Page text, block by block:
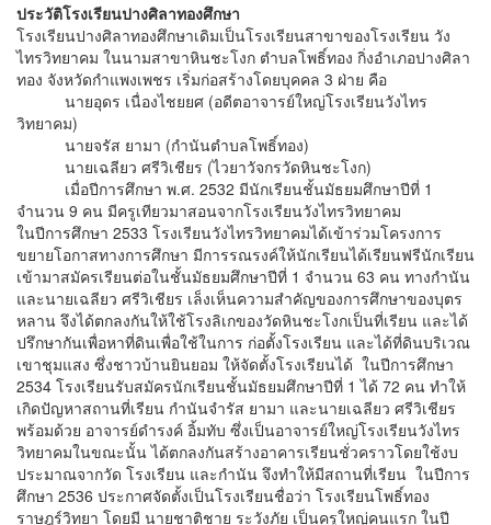
ประวัติโรงเรียนปางศิลาทองศึกษา
โรงเรียนปางศิลาทองศึกษาเดิมเป็นโรงเรียนสาขาของโรงเรียน วัง
ไทรวิทยาคม ในนามสาขาหินชะโงก ตำบลโพธิ์ทอง กิ่งอำเภอปางศิลา
ทอง จังหวัดกำแพงเพชร เริ่มก่อสร้างโดยบุคคล 3 ฝ่าย คือ
นายอุดร เนื่องไชยยศ (อดีตอาจารย์ใหญ่โรงเรียนวังไทร
วิทยาคม)
นายจรัส ยามา (กำนันตำบลโพธิ์ทอง)
นายเฉลียว ศรีวิเชียร (ไวยาวัจกรวัดหินชะโงก)
เมื่อปีการศึกษา พ.ศ. 2532 มีนักเรียนชั้นมัธยมศึกษาปีที่ 1
จำนวน 9 คน มีครูเทียวมาสอนจากโรงเรียนวังไทรวิทยาคม
ในปีการศึกษา 2533 โรงเรียนวังไทรวิทยาคมได้เข้าร่วมโครงการ
ขยายโอกาสทางการศึกษา มีการรณรงค์ให้นักเรียนได้เรียนฟรีนักเรียน
เข้ามาสมัครเรียนต่อในชั้นมัธยมศึกษาปีที่ 1 จำนวน 63 คน ทางกำนัน
และนายเฉลียว ศรีวิเชียร เล็งเห็นความสำคัญของการศึกษาของบุตร
หลาน จึงได้ตกลงกันให้ใช้โรงลิเกของวัดหินชะโงกเป็นที่เรียน และได้
ปรึกษากันเพื่อหาที่ดินเพื่อใช้ในการ ก่อตั้งโรงเรียน และได้ที่ดินบริเวณ
เขาชุมแสง ซึ่งชาวบ้านยินยอม ให้จัดตั้งโรงเรียนได้ ในปีการศึกษา
2534 โรงเรียนรับสมัครนักเรียนชั้นมัธยมศึกษาปีที่ 1 ได้ 72 คน ทำให้
เกิดปัญหาสถานที่เรียน กำนันจำรัส ยามา และนายเฉลียว ศรีวิเชียร
พร้อมด้วย อาจารย์ดำรงค์ อิ้มทับ ซึ่งเป็นอาจารย์ใหญ่โรงเรียนวังไทร
วิทยาคมในขณะนั้น ได้ตกลงกันสร้างอาคารเรียนชั่วคราวโดยใช้งบ
ประมาณจากวัด โรงเรียน และกำนัน จึงทำให้มีสถานที่เรียน ในปีการ
ศึกษา 2536 ประกาศจัดตั้งเป็นโรงเรียนชื่อว่า โรงเรียนโพธิ์ทอง
ราษฎร์วิทยา โดยมี นายชาติชาย ระวังภัย เป็นครูใหญ่คนแรก ในปี